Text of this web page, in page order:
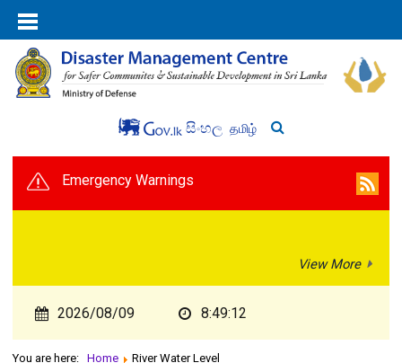
සිංහල தமிழ்
Emergency Warnings
View More
2026/08/09 8:49:12
You are here: Home River Water Level